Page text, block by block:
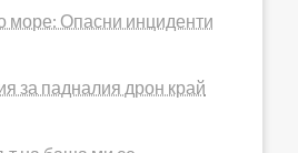
море: Опасни инциденти
за падналия дрон край